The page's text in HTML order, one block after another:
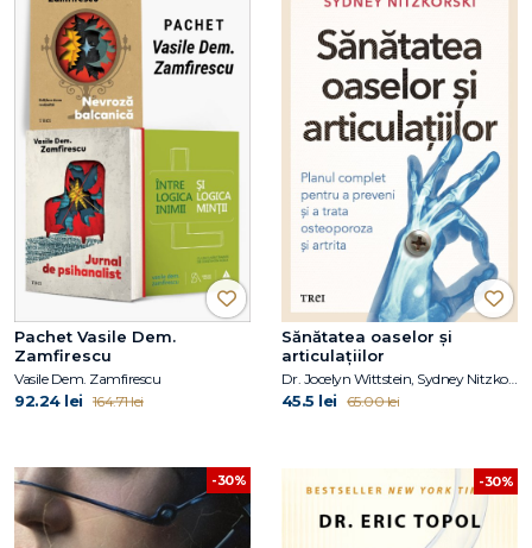
Pachet Vasile Dem.
Zamfirescu
Vasile Dem. Zamfirescu
92.24 lei 164.71 lei
Sănătatea oaselor și
articulațiilor
Dr. Jocelyn Wittstein, Sydney Nitzkorski
45.5 lei 65.00 lei
-30% -30%